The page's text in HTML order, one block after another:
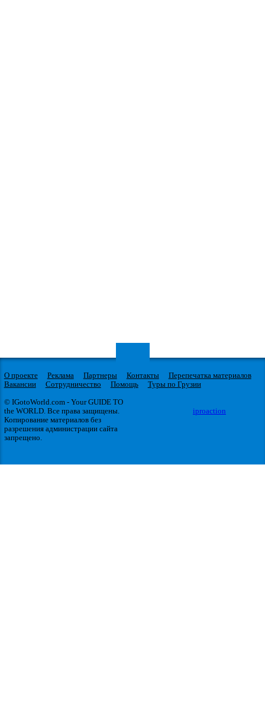
О проекте Реклама Партнеры Контакты
Перепечатка материалов
Вакансии
Сотрудничество Помощь
Туры по Грузии
© IGotoWorld.com - Your GUIDE TO
the WORLD. Все права защищены.
Копирование материалов без
разрешения администрации сайта
запрещено.
iproaction